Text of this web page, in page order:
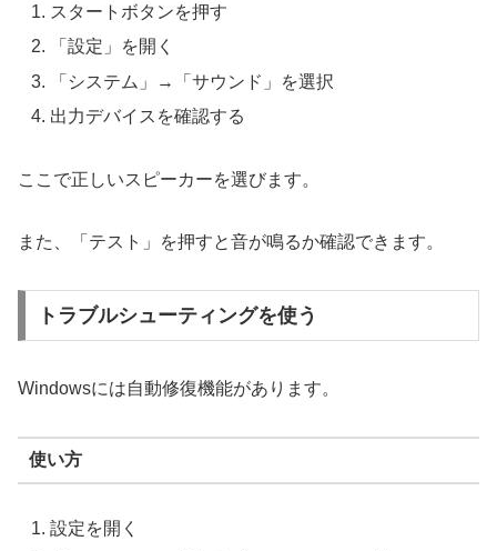
スタートボタンを押す
「設定」を開く
「システム」→「サウンド」を選択
出力デバイスを確認する
ここで正しいスピーカーを選びます。
また、「テスト」を押すと音が鳴るか確認できます。
トラブルシューティングを使う
Windowsには自動修復機能があります。
使い方
設定を開く